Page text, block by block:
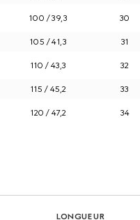
100 / 39,3 30
105 / 41,3 31
110 / 43,3 32
115 / 45,2 33
120 / 47,2 34
LONGUEUR